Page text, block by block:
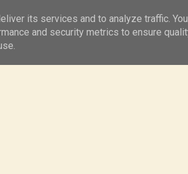
its services and to analyze traffic.
and security metrics to ensure